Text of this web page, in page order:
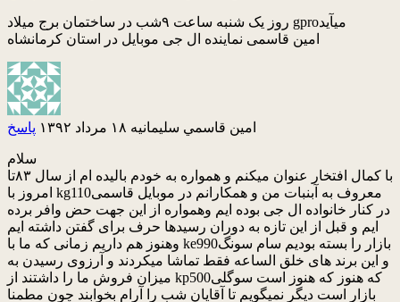
روز یک شنبه ساعت ۹شب در ساختمان برج میلاد gproمیآید
امین قاسمی نماینده ال جی موبایل در استان کرمانشاه
امين قاسمي سليمانيه ۱۸ مرداد ۱۳۹۲ پاسخ
سلام
با کمال افتخار عنوان میکنم و همواره به خودم بالیده ام از سال ۸۳تا
امروز با kg110معروف به آبنبات من و همکارانم در موبایل قاسمی
در کنار خانواده ال جی بوده ایم وهمواره از این جهت حض وافر برده
ایم و قبل از این تازه به دوران رسیدها حرف برای گفتن داشته ایم
وهنوز هم داریم زمانی که ما با ke990بازار را بسته بودیم سام سونگ
و این برند های خلق الساعه فقط تماشا میکردند و آرزوی رسیدن به
میزان فروش ما را داشتند از kp500که هنوز که هنوز است سوگلی
بازار است دیگر نمیگویم تا آقایان شب را آرام بخوابند چون مطمنا